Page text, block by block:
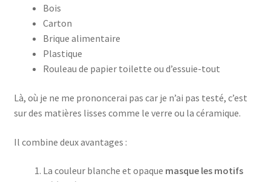
Bois
Carton
Brique alimentaire
Plastique
Rouleau de papier toilette ou d’essuie-tout
Là, où je ne me prononcerai pas car je n’ai pas testé, c’est
sur des matières lisses comme le verre ou la céramique.
Il combine deux avantages :
La couleur blanche et opaque masque les motifs